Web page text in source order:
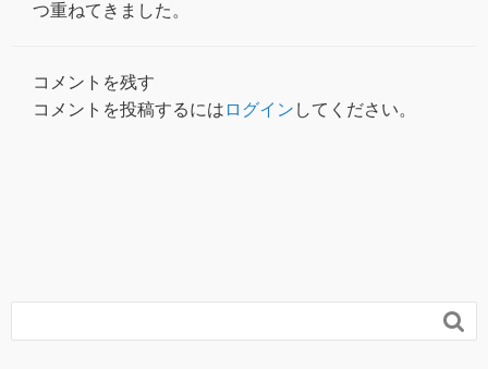
つ重ねてきました。
コメントを残す
コメントを投稿するには ログイン してください。
